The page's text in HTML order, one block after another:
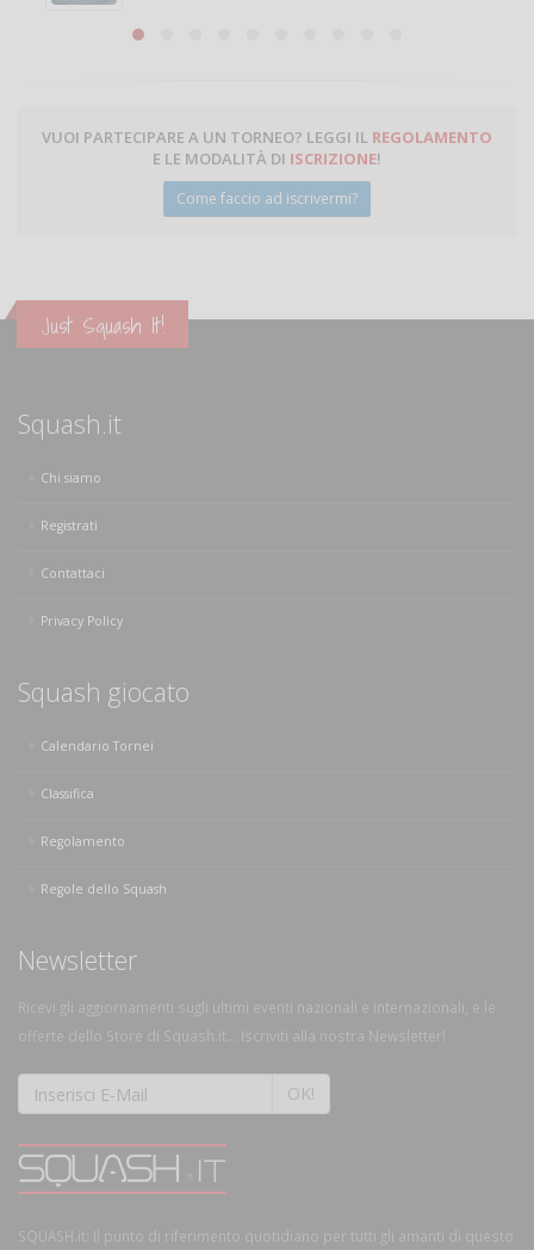
VUOI PARTECIPARE A UN TORNEO? LEGGI IL REGOLAMENTO
E LE MODALITÀ DI ISCRIZIONE!
Come faccio ad iscrivermi?
Just Squash It!
Squash.it
Chi siamo
Registrati
Contattaci
Privacy Policy
Squash giocato
Calendario Tornei
Classifica
Regolamento
Regole dello Squash
Newsletter
Ricevi gli aggiornamenti sugli ultimi eventi nazionali e internazionali, e le
offerte dello Store di Squash.it... Iscriviti alla nostra Newsletter!
OK!
SQUASH.it: Il punto di riferimento quotidiano per tutti gli amanti di questo